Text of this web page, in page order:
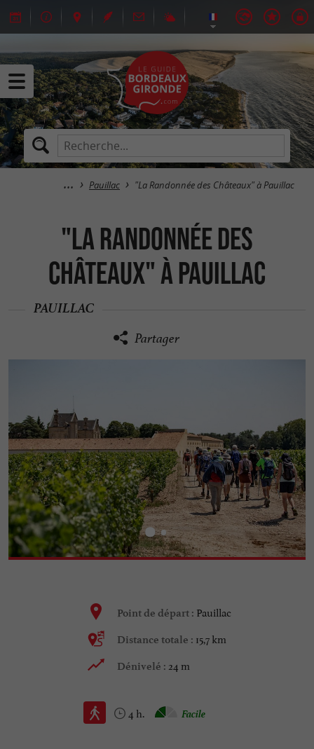
Pauillac "La Randonnée des Châteaux" à Pauillac
"La Randonnée des
Châteaux" à Pauillac
PAUILLAC
Partager
Point de départ : Pauillac
Distance totale : 15,7 km
Dénivelé : 24 m
4 h. Facile